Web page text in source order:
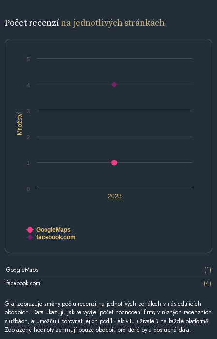
Počet recenzína jednotlivých stránkách
Množství
2023
0
1
2
3
4
5
GoogleMaps
facebook.com
GoogleMaps
(1)
facebook.com
(4)
Graf zobrazuje změny počtu recenzí na jednotlivých portálech v následujících
obdobích. Data ukazují, jak se vyvíjel počet hodnocení firmy v různých recenzních
službách, a umožňují porovnat jejich podíl i aktivitu uživatelů na každé platformě.
Zobrazené hodnoty zahrnují pouze období, pro které byla dostupná data.